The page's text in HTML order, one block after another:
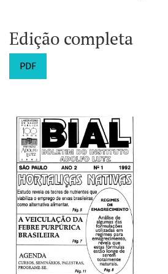
Edição completa
PDF